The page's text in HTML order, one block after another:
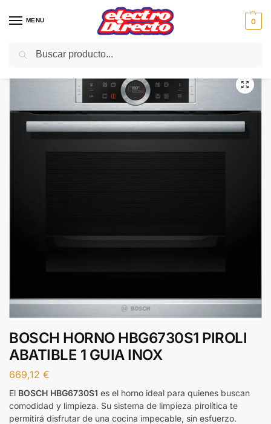
MENU 0
Inicio Gama blanca Hornos
BOSCH HORNO HBG6730S1 PIROLI
ABATIBLE 1 GUIA INOX
669,12 €
El BOSCH HBG6730S1 es el horno ideal para quienes buscan
comodidad y limpieza. Su sistema de limpieza pirolítica te
permitirá disfrutar de una cocina impecable, sin esfuerzo.